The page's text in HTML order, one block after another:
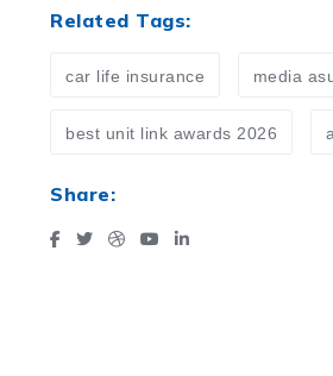
Related Tags:
car life insurance media
best unit link awards 2026
Share: